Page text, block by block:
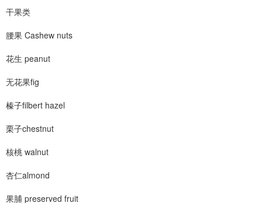
干果类
腰果 Cashew nuts
花生 peanut
无花果fig
榛子filbert hazel
栗子chestnut
核桃 walnut
杏仁almond
果脯 preserved fruit